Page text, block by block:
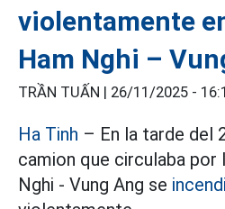
violentamente
Ham Nghi –
TRẦN TUẤN | 26/11/2025 -
Ha Tinh – En la tarde del
camion que circulaba por
Nghi - Vung Ang se